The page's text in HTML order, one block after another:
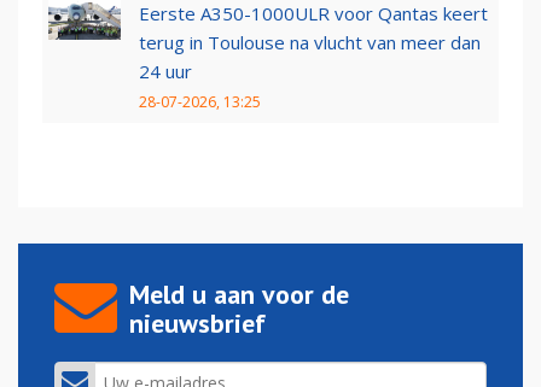
Eerste A350-1000ULR voor Qantas keert
terug in Toulouse na vlucht van meer dan
24 uur
28-07-2026, 13:25
Meld u aan voor de
nieuwsbrief